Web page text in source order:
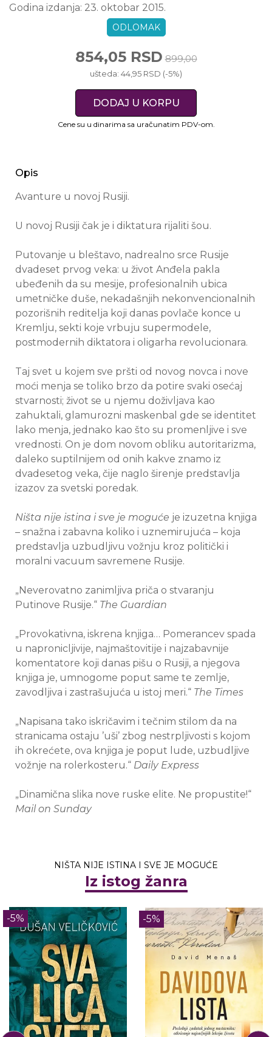
Godina izdanja: 23. oktobar 2015.
ODLOMAK
854,05 RSD 899,00
ušteda: 44,95 RSD (-5%)
DODAJ U KORPU
Cene su u dinarima sa uračunatim PDV-om.
Opis
Avanture u novoj Rusiji.
U novoj Rusiji čak je i diktatura rijaliti šou.
Putovanje u bleštavo, nadrealno srce Rusije
dvadeset prvog veka: u život Anđela pakla
ubeđenih da su mesije, profesionalnih ubica
umetničke duše, nekadašnjih nekonvencionalnih
pozorišnih reditelja koji danas povlače konce u
Kremlju, sekti koje vrbuju supermodele,
postmodernih diktatora i oligarha revolucionara.
Taj svet u kojem sve pršti od novog novca i nove
moći menja se toliko brzo da potire svaki osećaj
stvarnosti; život se u njemu doživljava kao
zahuktali, glamurozni maskenbal gde se identitet
lako menja, jednako kao što su promenljive i sve
vrednosti. On je dom novom obliku autoritarizma,
daleko suptilnijem od onih kakve znamo iz
dvadesetog veka, čije naglo širenje predstavlja
izazov za svetski poredak.
Ništa nije istina i sve je moguće je izuzetna knjiga
– snažna i zabavna koliko i uznemirujuća – koja
predstavlja uzbudljivu vožnju kroz politički i
moralni vacuum savremene Rusije.
„Neverovatno zanimljiva priča o stvaranju
Putinove Rusije.“ The Guardian
„Provokativna, iskrena knjiga… Pomerancev spada
u napronicljivije, najmaštovitije i najzabavnije
komentatore koji danas pišu o Rusiji, a njegova
knjiga je, umnogome poput same te zemlje,
zavodljiva i zastrašujuća u istoj meri.“ The Times
„Napisana tako iskričavim i tečnim stilom da na
stranicama ostaju ’uši’ zbog nestrpljivosti s kojom
ih okrećete, ova knjiga je poput lude, uzbudljive
vožnje na rolerkosteru.“ Daily Express
„Dinamična slika nove ruske elite. Ne propustite!“
Mail on Sunday
NIŠTA NIJE ISTINA I SVE JE MOGUĆE
Iz istog žanra
-5% -5%